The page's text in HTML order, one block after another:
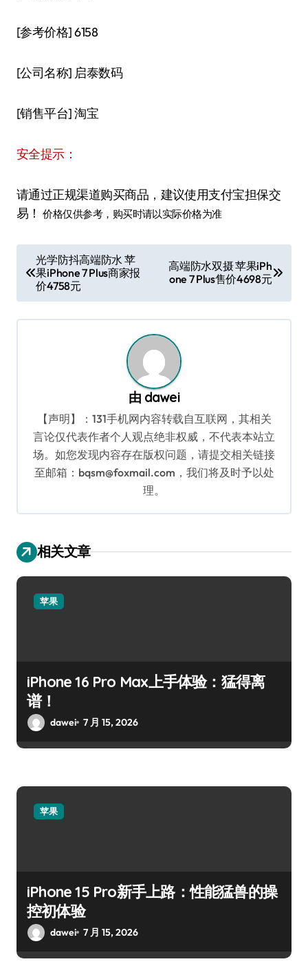
[参考价格] 6158
[公司名称] 启泰数码
[销售平台] 淘宝
安全提示：
请通过正规渠道购买商品，建议使用支付宝担保交
易！价格仅供参考，购买时请以实际价格为准
章
导
航
光学防抖高端防水 苹
果iPhone 7 Plus商家报
价4758元
高端防水双摄 苹果iPh
one 7 Plus售价4698元
由 dawei
【声明】：131手机网内容转载自互联网，其相关
言论仅代表作者个人观点绝非权威，不代表本站立
场。如您发现内容存在版权问题，请提交相关链接
至邮箱：bqsm@foxmail.com，我们将及时予以处
理。
相关文章
苹果
iPhone 16 Pro Max上手体验：猛得离
谱！
dawei 7 月 15, 2026
苹果
iPhone 15 Pro新手上路：性能猛兽的操
控初体验
dawei 7 月 15, 2026